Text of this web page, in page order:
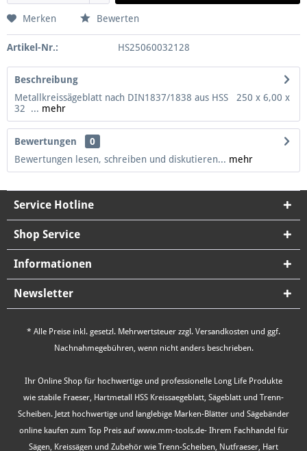
Merken Bewerten
Artikel-Nr.: HS25060032128
Beschreibung
Metallkreissägeblatt nach DIN1837/1838 aus HSS 250 x 6,00 x
32 ... mehr
Bewertungen
0
Bewertungen lesen, schreiben und diskutieren... mehr
Service Hotline
Shop Service
Informationen
Newsletter
* Alle Preise inkl. gesetzl. Mehrwertsteuer zzgl. Versandkosten und ggf.
Nachnahmegebühren, wenn nicht anders beschrieben.
Ihr Online Shop für hochwertige und professionelle Long Life Produkte
wie stabile Fraeser, Hartmetall HSS Kreissaegeblatt, Sägeblatt und Trenn-
Scheiben. Jetzt hochwertige und langlebige Marken-Blätter und Sägebänder
online kaufen zum Top Preis auf www.mm-tools.de- Ihrem Fachhandel für
Sägen, Kreissägen und Zubehör wie Trenn-Scheiben, Nutfraeser, Hart